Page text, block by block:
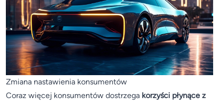
Zmiana nastawienia konsumentów
Coraz więcej konsumentów dostrzega korzyści płynące z